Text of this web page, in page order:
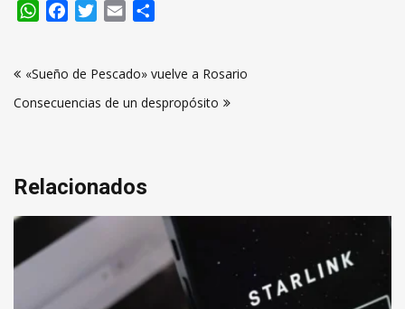
WhatsApp
FacebookTwitter
Email
de
entradas
«Sueño de Pescado» vuelve a Rosario
Consecuencias de un despropósito
Relacionados